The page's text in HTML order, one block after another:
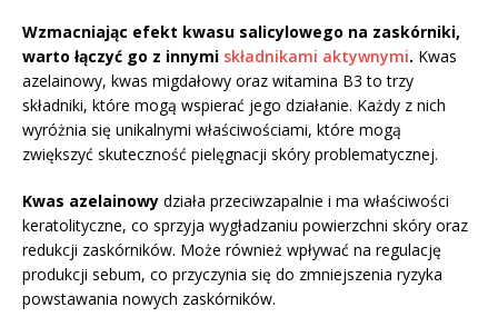
Wzmacniając efekt kwasu salicylowego na zaskórniki,
warto łączyć go z innymi składnikami aktywnymi. Kwas
azelainowy, kwas migdałowy oraz witamina B3 to trzy
składniki, które mogą wspierać jego działanie. Każdy z nich
wyróżnia się unikalnymi właściwościami, które mogą
zwiększyć skuteczność pielęgnacji skóry problematycznej.
Kwas azelainowy działa przeciwzapalnie i ma właściwości
keratolityczne, co sprzyja wygładzaniu powierzchni skóry oraz
redukcji zaskórników. Może również wpływać na regulację
produkcji sebum, co przyczynia się do zmniejszenia ryzyka
powstawania nowych zaskórników.